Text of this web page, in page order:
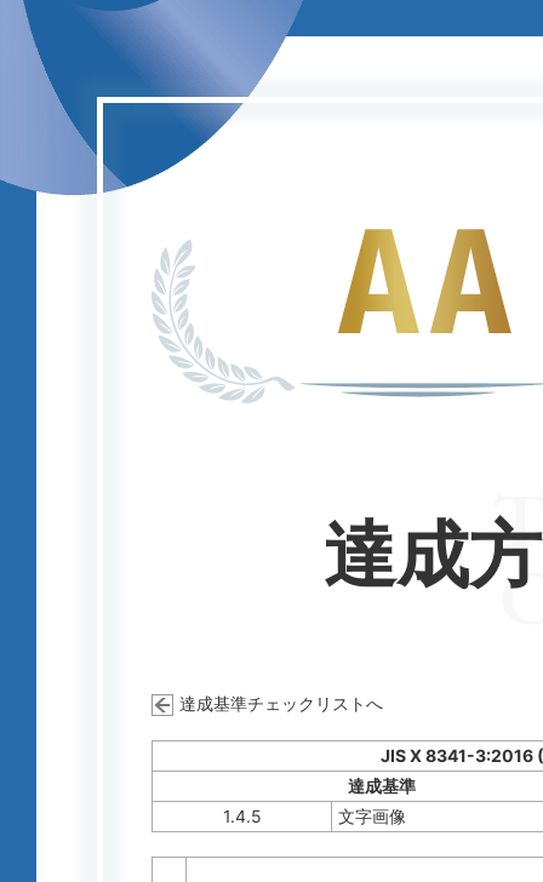
達成
達成基準チェックリストへ
JIS X 8341-3:2016
達成基準
1.4.5
文字画像